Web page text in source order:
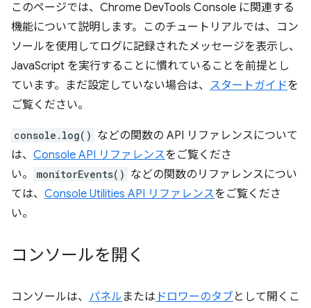
このページでは、Chrome DevTools Console に関連する
機能について説明します。このチュートリアルでは、コン
ソールを使用してログに記録されたメッセージを表示し、
JavaScript を実行することに慣れていることを前提とし
ています。まだ設定していない場合は、 スタートガイドを
ご覧ください。
console.log() などの関数の API リファレンスについて
は、 Console API リファレンスをご覧くださ
い。
monitorEvents() などの関数のリファレンスについ
ては、 Console Utilities API リファレンスをご覧くださ
い。
コンソールを開く
コンソールは、 パネル または ドロワーのタブとして開くこ